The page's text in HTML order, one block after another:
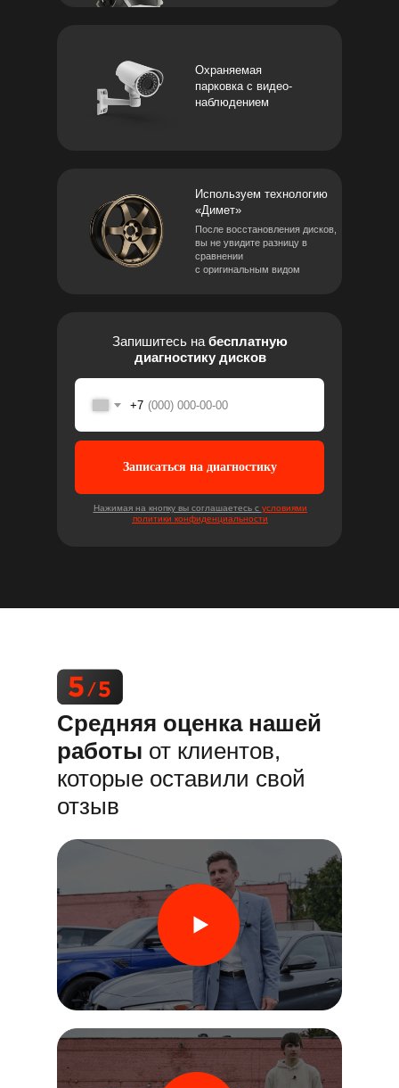
Охраняемая
парковка с видео-
наблюдением
Используем технологию
«Димет»
После восстановления дисков,
вы не увидите разницу в
сравнении
с оригинальным видом
Запишитесь на бесплатную
диагностику дисков
+7
Записаться на диагностику
Нажимая на кнопку вы соглашаетесь с условиями
политики конфиденциальности
Средняя оценка нашей
работы от клиентов,
которые оставили свой
отзыв